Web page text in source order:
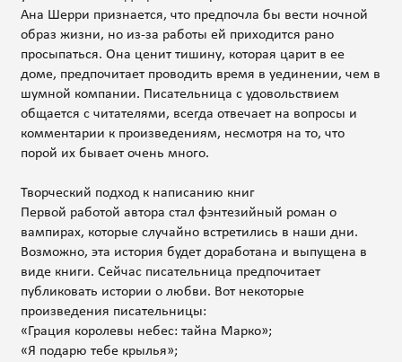
Ана Шерри признается, что предпочла бы вести ночной
образ жизни, но из-за работы ей приходится рано
просыпаться. Она ценит тишину, которая царит в ее
доме, предпочитает проводить время в уединении, чем в
шумной компании. Писательница с удовольствием
общается с читателями, всегда отвечает на вопросы и
комментарии к произведениям, несмотря на то, что
порой их бывает очень много.
Творческий подход к написанию книг
Первой работой автора стал фэнтезийный роман о
вампирах, которые случайно встретились в наши дни.
Возможно, эта история будет доработана и выпущена в
виде книги. Сейчас писательница предпочитает
публиковать истории о любви. Вот некоторые
произведения писательницы:
«Грация королевы небес: тайна Марко»;
«Я подарю тебе крылья»;